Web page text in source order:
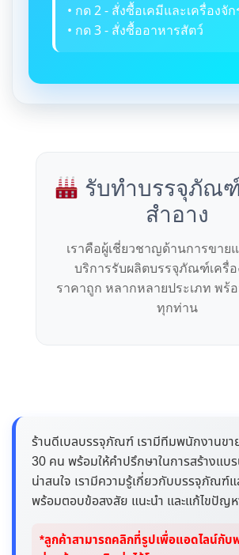
• กด 2 - สั่งซื้อเคมีและเครื่องจัก
• กด 3 - สั่งซื้ออาหารสัตว์
รับทำบรรจุภัณ
สำอาง
เราคือผู้เชี่ยวชาญด้านการขาย
บริการรับผลิตบรรจุภัณฑ์เครื่อ
ราคาถูก หลากหลายประเภท พร้
ทุกท่าน
ร้านดีเบลบรรจุภัณฑ์ เรามีทีมพนักงานข
30 คน พร้อมให้คำปรึกษาในการสร้างแบ
น่าสนใจ เรามีความรู้เกี่ยวกับบรรจุภัณฑ์
พร้อมตอบข้อสงสัย แนะนำ และแก้ไขปัญ
*ลูกค้าสามารถคลิกที่รูปเพื่อแอดไลน์กับ